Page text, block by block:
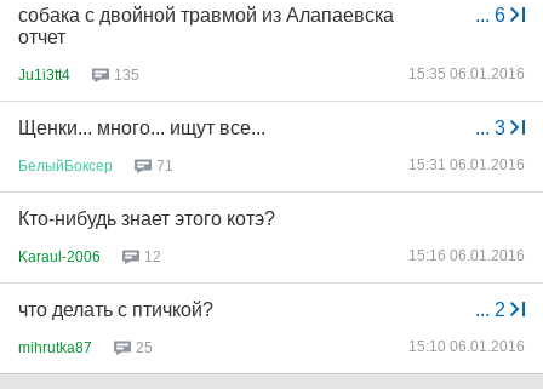
... 6
собака с двойной травмой из Алапаевска
отчет
Ju1i3tt4 135 15:35 06.01.2016
... 3
Щенки... много... ищут все...
БелыйБоксер 71 15:31 06.01.2016
Кто-нибудь знает этого котэ?
Karaul-2006 12 15:16 06.01.2016
... 2
что делать с птичкой?
mihrutka87 25 15:10 06.01.2016